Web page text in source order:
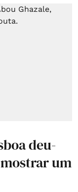
deu-
um